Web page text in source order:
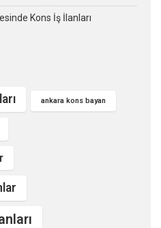
Kons İş İlanları
ankara kons bayan